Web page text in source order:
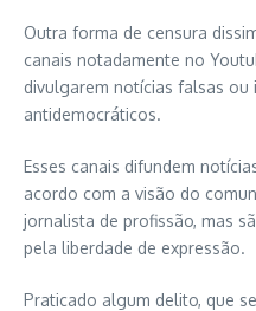
Outra forma de censura
canais notadamente no
divulgarem notícias falsas ou
antidemocráticos.
Esses canais difundem
acordo com a visão do
jornalista de profissão, mas
pela liberdade de expressão.
Praticado algum delito, que